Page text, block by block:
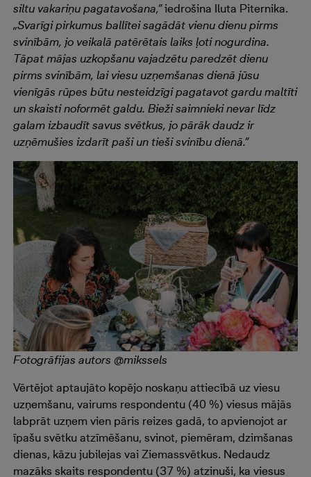
siltu vakariņu pagatavošana,”iedrošina Iluta Piternika.
„Svarīgi pirkumus ballītei sagādāt vienu dienu pirms
svinībām, jo veikalā patērētais laiks ļoti nogurdina.
Tāpat mājas uzkopšanu vajadzētu paredzēt dienu
pirms svinībām, lai viesu uzņemšanas dienā jūsu
vienīgās rūpes būtu nesteidzīgi pagatavot gardu maltīti
un skaisti noformēt galdu. Bieži saimnieki nevar līdz
galam izbaudīt savus svētkus, jo pārāk daudz ir
uzņēmušies izdarīt paši un tieši svinību dienā.”
Fotogrāfijas autors @mikssels
Vērtējot aptaujāto kopējo noskaņu attiecībā uz viesu
uzņemšanu, vairums respondentu (40 %) viesus mājās
labprāt uzņem vien pāris reizes gadā, to apvienojot ar
īpašu svētku atzīmēšanu, svinot, piemēram, dzimšanas
dienas, kāzu jubilejas vai Ziemassvētkus. Nedaudz
mazāks skaits respondentu (37 %) atzinuši, ka viesus